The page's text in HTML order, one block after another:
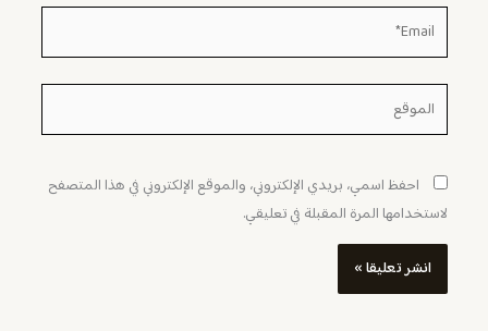
Email*
الموقع
احفظ اسمي، بريدي الإلكتروني، والموقع الإلكتروني في هذا المتصفح
لاستخدامها المرة المقبلة في تعليقي.